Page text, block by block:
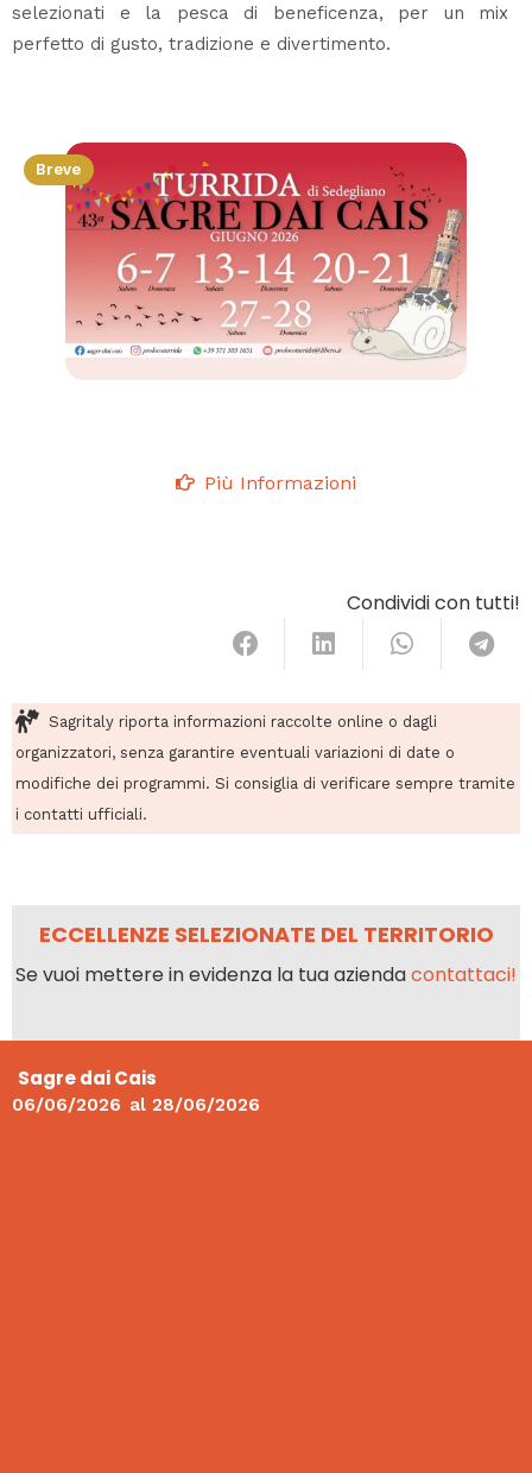
selezionati e la pesca di beneficenza, per un mix
perfetto di gusto, tradizione e divertimento.
Breve
Più Informazioni
Condividi con tutti!
Sagritaly riporta informazioni raccolte online o dagli
organizzatori, senza garantire eventuali variazioni di date o
modifiche dei programmi. Si consiglia di verificare sempre tramite
i contatti ufficiali.
ECCELLENZE SELEZIONATE DEL TERRITORIO
Se vuoi mettere in evidenza la tua aziendacontattaci!
Sagre dai Cais
06/06/2026 al 28/06/2026